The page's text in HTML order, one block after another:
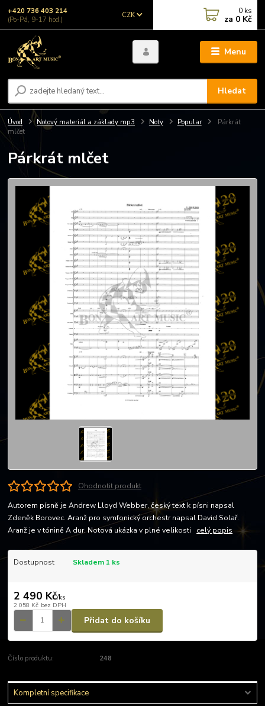
Menu
CZK
Hledat
+420 736 403 214
(Po-Pá, 9-17 hod.)
0 ks
za 0 Kč
Úvod Notový materiál a základy mp3 Noty Popular
Párkrát
mlčet
Párkrát mlčet
Ohodnotit produkt
Autorem písně je Andrew Lloyd Webber, český text k písni napsal
Zdeněk Borovec. Aranž pro symfonický orchestr napsal David Solař.
Aranž je v tónině A dur. Notová ukázka v plné velikosti celý popis
Dostupnost Skladem 1 ks
2 490 Kč/ks
2 058 Kč bez DPH
Přidat do košíku
Číslo produktu: 248
Kompletní specifikace